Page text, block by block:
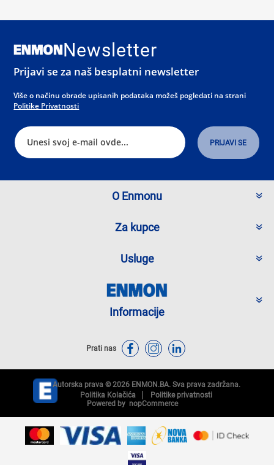
Newsletter
Prijavi se za naš besplatni newsletter
Više o načinu obrade upisanih podataka možeš pogledati na strani
Politike Privatnosti
O Enmonu
Za kupce
Usluge
Informacije
Prati nas
Autorska prava © 2026 ENMON.BA. Sva prava zadržana.
Politika Kolačića
Politike privatnosti
Powered by nopCommerce